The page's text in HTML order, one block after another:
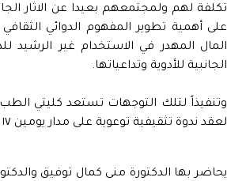
تكلفة لهم ولمجتمعهم بعيدا عن الاثار
على أهمية تطوير المفهوم الدوائي
المال المهدر في الاستخدام غير الرشيد
الجانبية للأدوية وتداعياتها.
وتنفيذاً لتلك التوجهات تستعد كليتي
لعقد ندوة تثقيفية توعوية على مدار يومين ١٧ و١٨ يوليو الجارى.
يحاضر بها الدكتورة منى كمال توفيق